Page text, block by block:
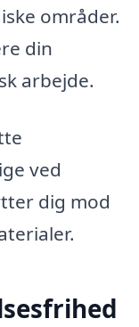
områder.
din
arbejde.
ved
dig mod